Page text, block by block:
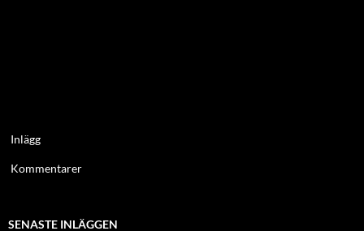
Inlägg
Kommentarer
SENASTE INLÄGGEN